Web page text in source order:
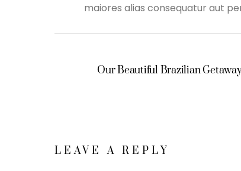
maiores alias consequatur aut
Our Beautiful Brazilian
LEAVE A REPLY